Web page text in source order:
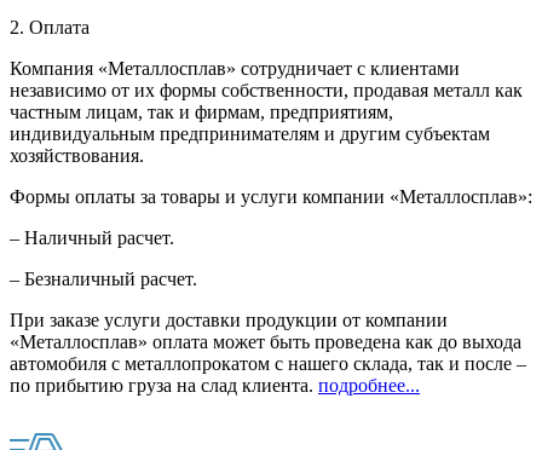
2. Оплата
Компания «Металлосплав» сотрудничает с клиентами
независимо от их формы собственности, продавая металл как
частным лицам, так и фирмам, предприятиям,
индивидуальным предпринимателям и другим субъектам
хозяйствования.
Формы оплаты за товары и услуги компании «Металлосплав»:
– Наличный расчет.
– Безналичный расчет.
При заказе услуги доставки продукции от компании
«Металлосплав» оплата может быть проведена как до выхода
автомобиля с металлопрокатом с нашего склада, так и после –
по прибытию груза на слад клиента. подробнее...